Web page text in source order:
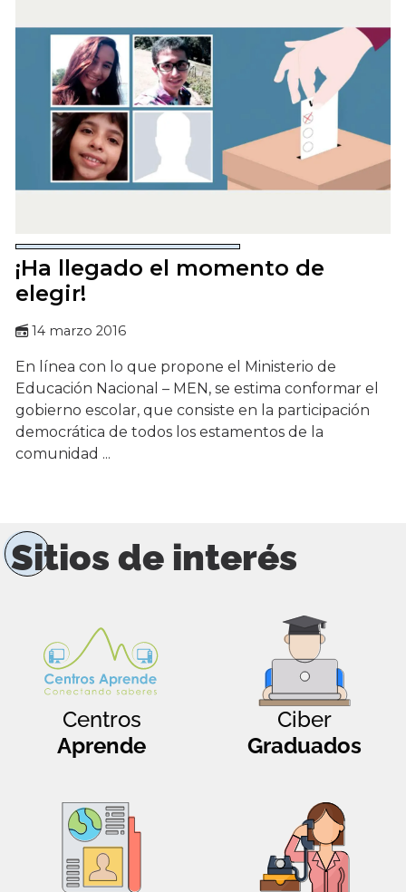
¡Ha llegado el momento de
elegir!
14 marzo 2016
En línea con lo que propone el Ministerio de
Educación Nacional – MEN, se estima conformar el
gobierno escolar, que consiste en la participación
democrática de todos los estamentos de la
comunidad ...
Sitios de interés
Centros
Aprende
Ciber
Graduados